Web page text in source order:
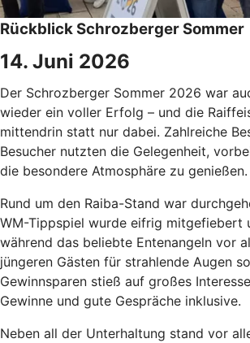
Rückblick Schrozberger Sommer
14. Juni 2026
Der Schrozberger Sommer 2026 war
wieder ein voller Erfolg – und die
mittendrin statt nur dabei. Zahlreiche
Besucher nutzten die Gelegenheit,
die besondere Atmosphäre zu genießen.
Rund um den Raiba-Stand war
WM-Tippspiel wurde eifrig mitgefiebert
während das beliebte Entenangeln vor
jüngeren Gästen für strahlende Augen
Gewinnsparen stieß auf großes
Gewinne und gute Gespräche inklusive.
Neben all der Unterhaltung stand vor